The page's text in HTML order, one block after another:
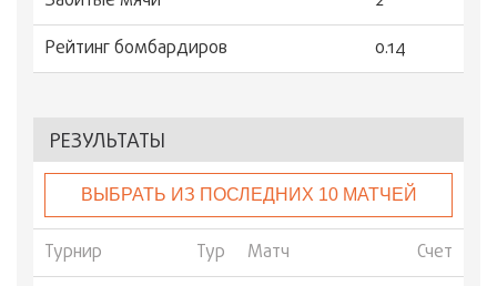
Рейтинг бомбардиров
0.14
РЕЗУЛЬТАТЫ
ВЫБРАТЬ ИЗ ПОСЛЕДНИХ 10 МАТЧЕЙ
Турнир Тур Матч
Счет